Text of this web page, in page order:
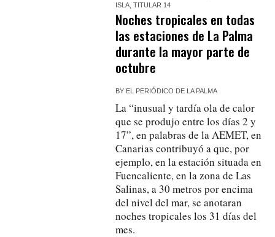
ISLA ,TITULAR 14
Noches tropicales en todas
las estaciones de La Palma
durante la mayor parte de
octubre
BY EL PERIÓDICO DE LA PALMA
La “inusual y tardía ola de calor
que se produjo entre los días 2 y
17”, en palabras de la AEMET, en
Canarias contribuyó a que, por
ejemplo, en la estación situada en
Fuencaliente, en la zona de Las
Salinas, a 30 metros por encima
del nivel del mar, se anotaran
noches tropicales los 31 días del
mes.